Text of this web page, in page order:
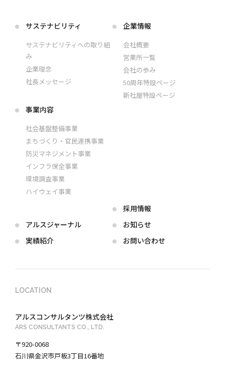
サステナビリティ
サステナビリティへの取り組
み
企業理念
社長メッセージ
企業情報
会社概要
営業所一覧
会社の歩み
50周年特設ページ
新社屋特設ページ
事業内容
社会基盤整備事業
まちづくり・官民連携事業
防災マネジメント事業
インフラ保全事業
環境調査事業
ハイウェイ事業
アルスジャーナル
実績紹介
採用情報
お知らせ
お問い合わせ
LOCATION
アルスコンサルタンツ株式会社
ARS CONSULTANTS CO., LTD.
〒920-0068
石川県金沢市戸板3丁目16番地